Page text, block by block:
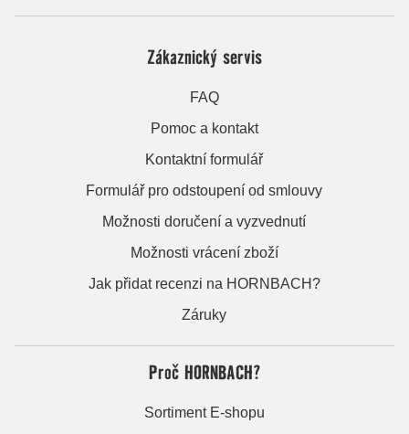
Zákaznický servis
FAQ
Pomoc a kontakt
Kontaktní formulář
Formulář pro odstoupení od smlouvy
Možnosti doručení a vyzvednutí
Možnosti vrácení zboží
Jak přidat recenzi na HORNBACH?
Záruky
Proč HORNBACH?
Sortiment E-shopu